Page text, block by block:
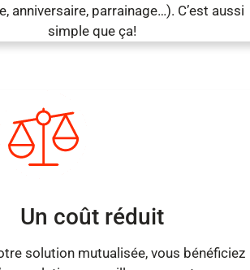
anniversaire, parrainage…). C’est aussi
simple que ça!
Un coût réduit
solution mutualisée, vous bénéficiez